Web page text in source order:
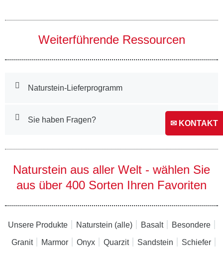
Weiterführende Ressourcen
Naturstein-Lieferprogramm
Sie haben Fragen?
Naturstein aus aller Welt - wählen Sie
aus über 400 Sorten Ihren Favoriten
Unsere Produkte Naturstein (alle) Basalt Besondere
Granit Marmor Onyx Quarzit Sandstein Schiefer
✉ KONTAKT